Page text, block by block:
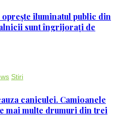
oprește iluminatul public din
sunt îngrijorați de
Stiri
caniculei. Camioanele
mai multe drumuri din trei